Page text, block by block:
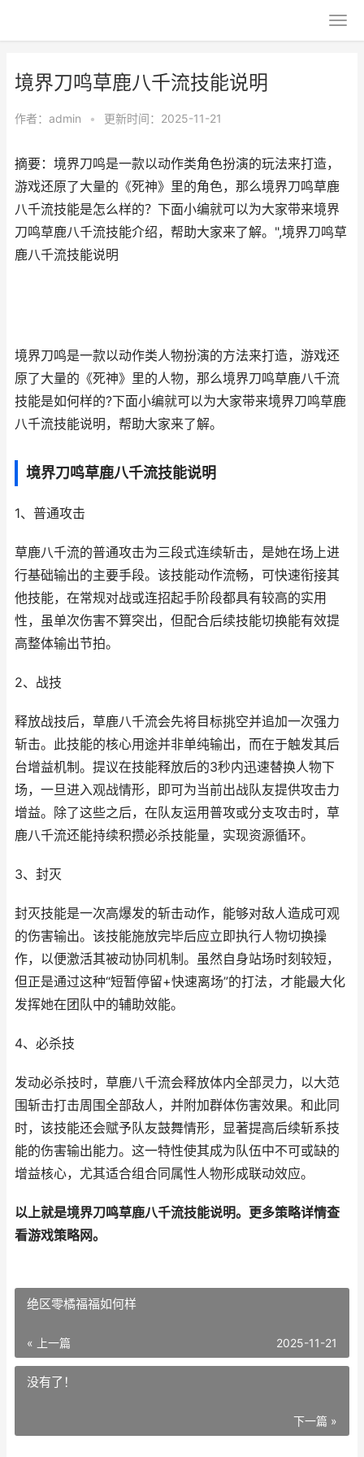
境界刀鸣草鹿八千流技能说明
作者： admin • 更新时间：2025-11-21
摘要：境界刀鸣是一款以动作类角色扮演的玩法来打造，
游戏还原了大量的《死神》里的角色，那么境界刀鸣草鹿
八千流技能是怎么样的？下面小编就可以为大家带来境界
刀鸣草鹿八千流技能介绍，帮助大家来了解。",境界刀鸣草
鹿八千流技能说明
境界刀鸣是一款以动作类人物扮演的方法来打造，游戏还
原了大量的《死神》里的人物，那么境界刀鸣草鹿八千流
技能是如何样的?下面小编就可以为大家带来境界刀鸣草鹿
八千流技能说明，帮助大家来了解。
境界刀鸣草鹿八千流技能说明
1、普通攻击
草鹿八千流的普通攻击为三段式连续斩击，是她在场上进
行基础输出的主要手段。该技能动作流畅，可快速衔接其
他技能，在常规对战或连招起手阶段都具有较高的实用
性，虽单次伤害不算突出，但配合后续技能切换能有效提
高整体输出节拍。
2、战技
释放战技后，草鹿八千流会先将目标挑空并追加一次强力
斩击。此技能的核心用途并非单纯输出，而在于触发其后
台增益机制。提议在技能释放后的3秒内迅速替换人物下
场，一旦进入观战情形，即可为当前出战队友提供攻击力
增益。除了这些之后，在队友运用普攻或分支攻击时，草
鹿八千流还能持续积攒必杀技能量，实现资源循环。
3、封灭
封灭技能是一次高爆发的斩击动作，能够对敌人造成可观
的伤害输出。该技能施放完毕后应立即执行人物切换操
作，以便激活其被动协同机制。虽然自身站场时刻较短，
但正是通过这种“短暂停留+快速离场”的打法，才能最大化
发挥她在团队中的辅助效能。
4、必杀技
发动必杀技时，草鹿八千流会释放体内全部灵力，以大范
围斩击打击周围全部敌人，并附加群体伤害效果。和此同
时，该技能还会赋予队友鼓舞情形，显著提高后续斩系技
能的伤害输出能力。这一特性使其成为队伍中不可或缺的
增益核心，尤其适合组合同属性人物形成联动效应。
以上就是境界刀鸣草鹿八千流技能说明。更多策略详情查
看游戏策略网。
绝区零橘福福如何样
« 上一篇 2025-11-21
没有了！
下一篇 »